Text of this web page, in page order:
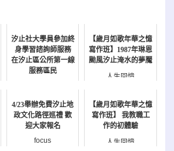
汐止社大學員參加終
身學習諮詢師服務
在汐止區公所第一線
服務區民
【歲月如歌年華之憶
寫作班】1987年琳恩
颱風汐止淹水的夢魘
人生回憶
4/23舉辦免費汐止地
政文化路徑巡禮 歡
迎大家報名
focus
【歲月如歌年華之憶
寫作班】 我教職工
作的初體驗
人生回憶